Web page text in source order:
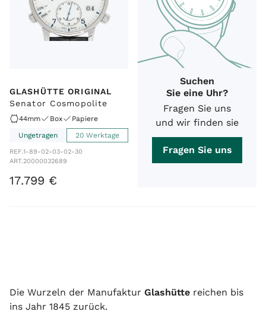
GLASHÜTTE ORIGINAL
Senator Cosmopolite
44mm Box
Papiere
Ungetragen
20 Werktage
REF.1-89-02-03-02-30
ART.20000032689
17.799 €
Suchen
Sie eine Uhr?
Fragen Sie uns
und wir finden sie
Fragen Sie uns
Die Wurzeln der Manufaktur Glashütte reichen bis
ins Jahr 1845 zurück.